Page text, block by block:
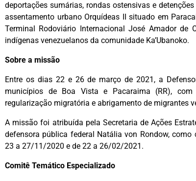
deportações sumárias, rondas ostensivas e
assentamento urbano Orquídeas II situado em
Terminal Rodoviário Internacional José Amador
indígenas venezuelanos da comunidade Ka’Ubanoko.
Sobre a missão
Entre os dias 22 e 26 de março de 2021, a
municípios de Boa Vista e Pacaraima (RR),
regularização migratória e abrigamento de migrantes
A missão foi atribuída pela Secretaria de Ações
defensora pública federal Natália von Rondow,
23 a 27/11/2020 e de 22 a 26/02/2021.
Comitê Temático Especializado